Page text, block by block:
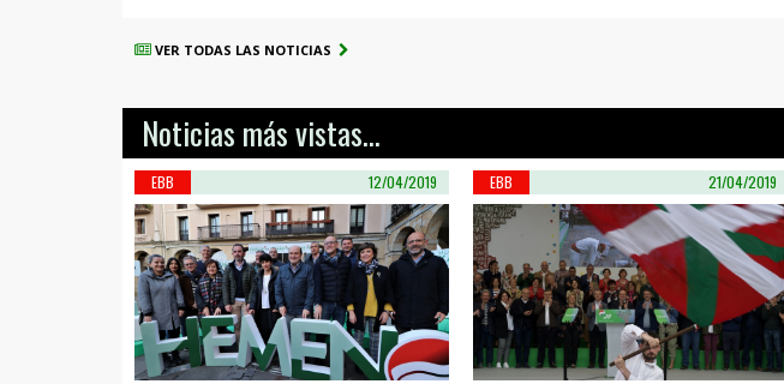
VER TODAS LAS NOTICIAS
Noticias más vistas...
EBB 12/04/2019 EBB 21/04/2019